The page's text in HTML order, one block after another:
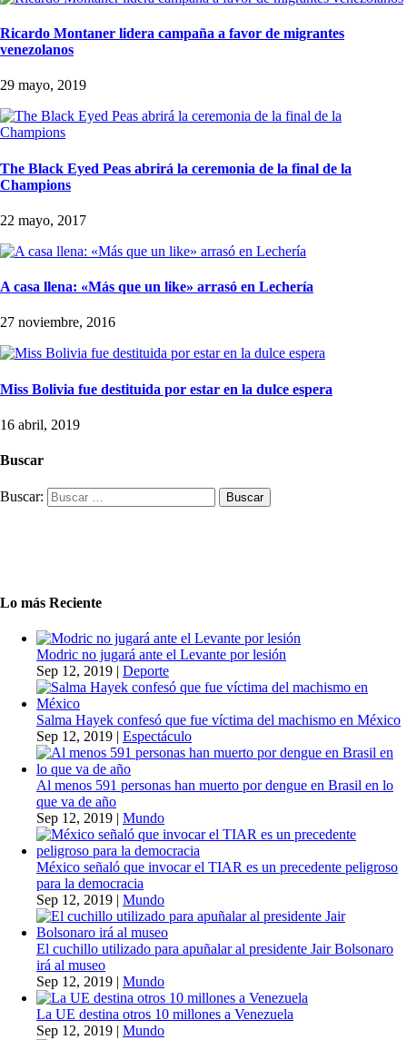
Ricardo Montaner lidera campaña a favor de migrantes
venezolanos
29 mayo, 2019
The Black Eyed Peas abrirá la ceremonia de la final de la
Champions
22 mayo, 2017
A casa llena: «Más que un like» arrasó en Lechería
27 noviembre, 2016
Miss Bolivia fue destituida por estar en la dulce espera
16 abril, 2019
Buscar
Buscar:
Lo más Reciente
Modric no jugará ante el Levante por lesión
Sep 12, 2019 | Deporte
Salma Hayek confesó que fue víctima del machismo en México
Sep 12, 2019 | Espectáculo
Al menos 591 personas han muerto por dengue en Brasil en lo
que va de año
Sep 12, 2019 | Mundo
México señaló que invocar el TIAR es un precedente peligroso
para la democracia
Sep 12, 2019 | Mundo
El cuchillo utilizado para apuñalar al presidente Jair Bolsonaro
irá al museo
Sep 12, 2019 | Mundo
La UE destina otros 10 millones a Venezuela
Sep 12, 2019 | Mundo